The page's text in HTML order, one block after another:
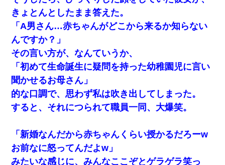
放置子が病院送りになったらしい → 俺（二度と帰ってくる
なよ…嫁を半身不随にしやがった恨みは、正直こんなもん
じゃ晴れない）
彼女との行為を録画した結果→衝撃の事実が判明したｗｗ
ｗｗｗｗ
姉旦那の友達「ほんとのパパだよ～」私のお腹を触ってほ
ざく。→思わず手を叩いて振り払ったら…
結婚生活10ヶ月目で嫁から一方的に「もう冷めた」と離婚
ケーキバイキングにいた単独の50くらいのオッサン、強烈
だった。
きょとんとしたまま答えた。
「A男さん…赤ちゃんがどこから来るか知らない
んですか？」
その言い方が、なんていうか、
「初めて生命誕生に疑問を持った幼稚園児に言い
聞かせるお母さん」
的な口調で、思わず私は吹き出してしまった。
すると、それにつられて職員一同、大爆笑。
「新婚なんだから赤ちゃんくらい授かるだろーw
お前なに怒ってんだよw」
みたいな感じに、みんなここぞとゲラゲラ笑っ